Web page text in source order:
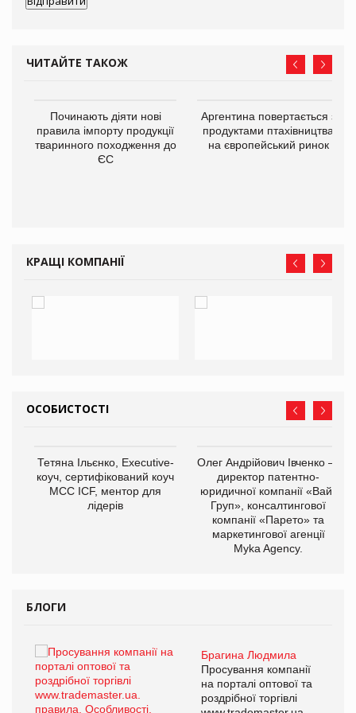
ЧИТАЙТЕ ТАКОЖ
Починають діяти нові
правила імпорту продукції
тваринного походження до
ЄС
Аргентина повертається з
продуктами птахівництва
на європейський ринок
КРАЩІ КОМПАНІЇ
ОСОБИСТОСТІ
Тетяна Ільєнко, Executive-
коуч, сертифікований коуч
МСС ICF, ментор для
лідерів
Олег Андрійович Івченко —
директор патентно-
юридичної компанії «Вайз
Груп», консалтингової
компанії «Парето» та
маркетингової агенції
Myka Agency.
БЛОГИ
Брагина Людмила
Просування компанії
на порталі оптової та
роздрібної торгівлі